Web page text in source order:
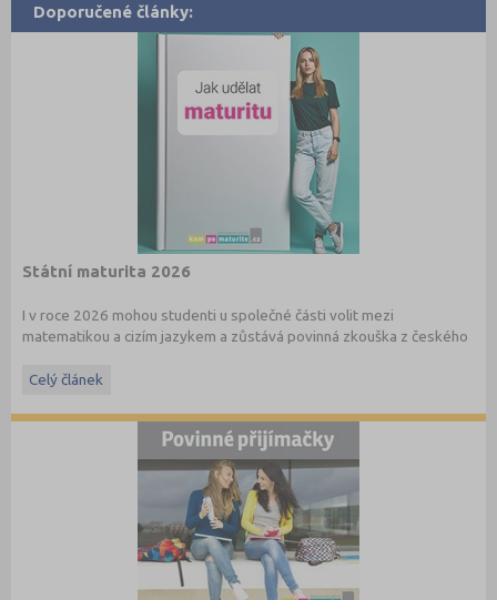
Doporučené články:
Státní maturita 2026
I v roce 2026 mohou studenti u společné části volit mezi
matematikou a cizím jazykem a zůstává povinná zkouška z českého
informacemi.
Celý článek